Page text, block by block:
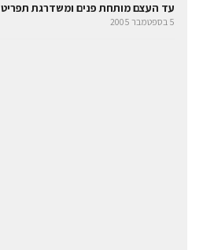
עד העצם מותחת פנים ומשדרגת תפריט
5 בספטמבר 2005